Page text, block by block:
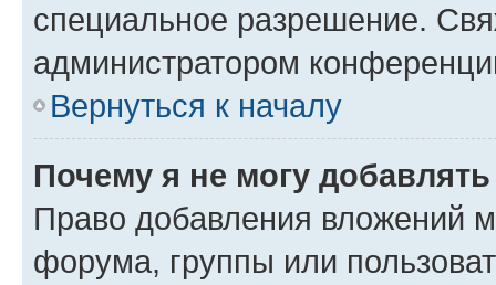
специальное разрешение.
администратором
Вернуться к началу
Почему я не могу
Право добавления вложений
форума, группы или